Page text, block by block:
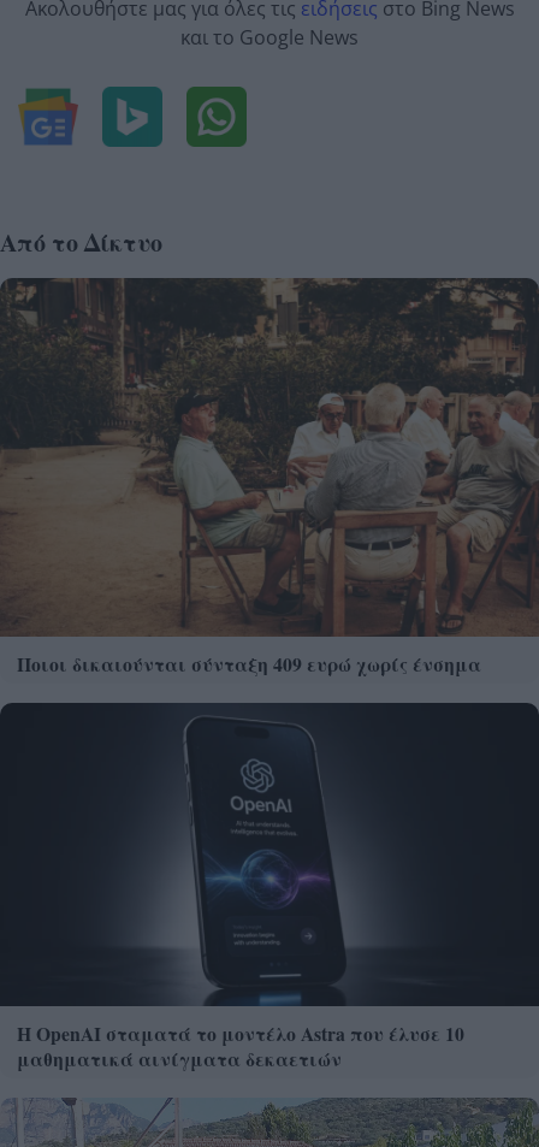
Ακολουθήστε μας για όλες τις ειδήσεις στο Bing News
και το Google News
Από το Δίκτυο
Ποιοι δικαιούνται σύνταξη 409 ευρώ χωρίς ένσημα
Η OpenAI σταματά το μοντέλο Astra που έλυσε 10
μαθηματικά αινίγματα δεκαετιών